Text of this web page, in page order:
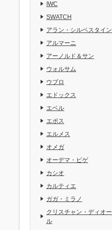
IWC
SWATCH
アラン・シルベスタイン
アルマーニ
アーノルド＆サン
ウォルサム
ウブロ
エドックス
エベル
エポス
エルメス
オメガ
オーデマ・ピゲ
カシオ
カルティエ
ガガ・ミラノ
クリスチャン・ディオー
ル